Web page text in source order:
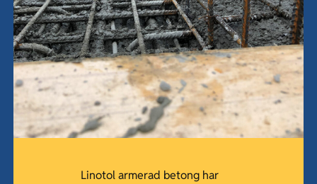
Linotol armerad betong har